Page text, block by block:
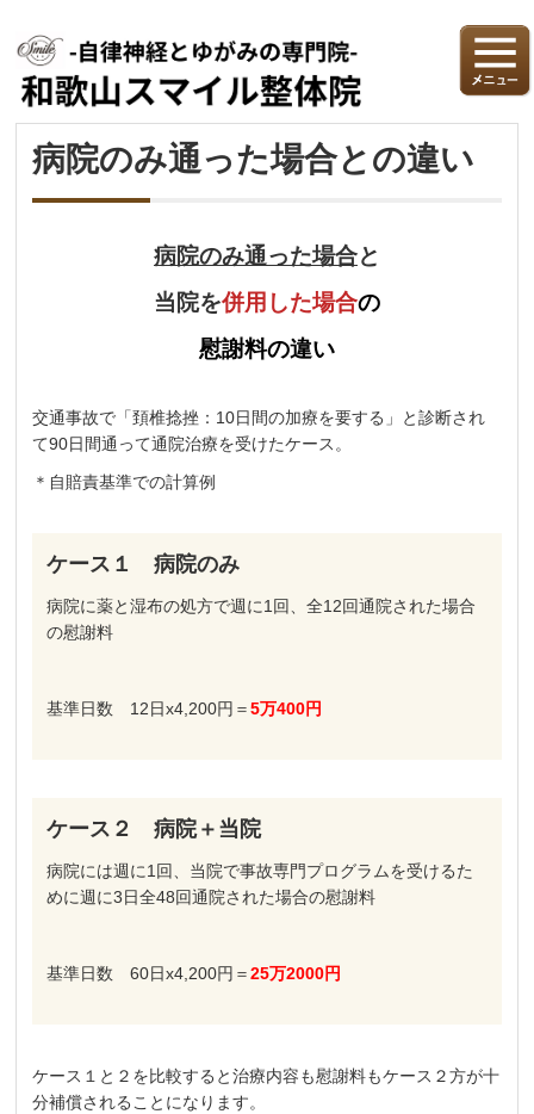
病院のみ通った場合との違い
病院のみ通った場合と
当院を併用した場合の
慰謝料の違い
交通事故で「頚椎捻挫：10日間の加療を要する」と診断され
て90日間通って通院治療を受けたケース。
＊自賠責基準での計算例
ケース１ 病院のみ
病院に薬と湿布の処方で週に1回、全12回通院された場合
の慰謝料
基準日数 12日x4,200円＝5万400円
ケース２ 病院＋当院
病院には週に1回、当院で事故専門プログラムを受けるた
めに週に3日全48回通院された場合の慰謝料
基準日数 60日x4,200円＝25万2000円
ケース１と２を比較すると治療内容も慰謝料もケース２方が十
分補償されることになります。